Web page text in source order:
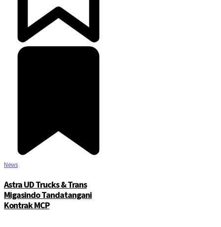
News
Astra UD Trucks & Trans
Migasindo Tandatangani
Kontrak MCP